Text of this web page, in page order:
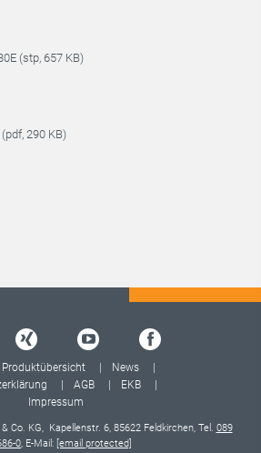
(stp, 657 KB)
290 KB)
Produktübersicht
News
AGB
EKB
Impressum
Co. KG, Kapellenstr. 6, 85622 Feldkirchen, Tel. 089
0, E-Mail: [email protected]